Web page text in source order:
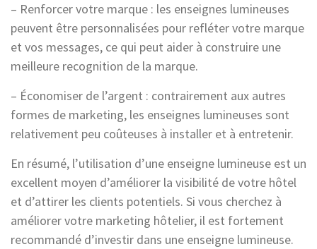
– Renforcer votre marque : les enseignes lumineuses
peuvent être personnalisées pour refléter votre marque
et vos messages, ce qui peut aider à construire une
meilleure recognition de la marque.
– Économiser de l’argent : contrairement aux autres
formes de marketing, les enseignes lumineuses sont
relativement peu coûteuses à installer et à entretenir.
En résumé, l’utilisation d’une enseigne lumineuse est un
excellent moyen d’améliorer la visibilité de votre hôtel
et d’attirer les clients potentiels. Si vous cherchez à
améliorer votre marketing hôtelier, il est fortement
recommandé d’investir dans une enseigne lumineuse.